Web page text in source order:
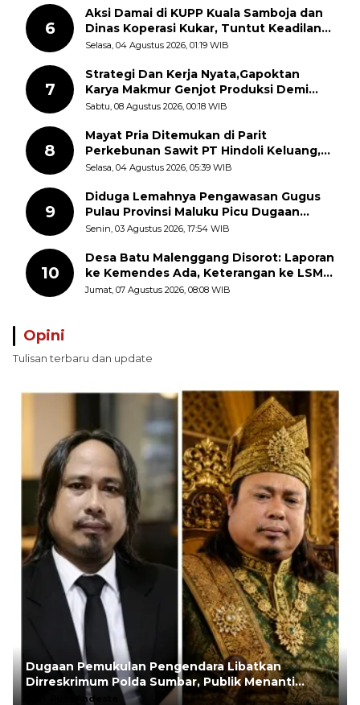
6
Aksi Damai di KUPP Kuala Samboja dan
Dinas Koperasi Kukar, Tuntut Keadilan
dan Kesempatan Kerja yang Adil
Selasa, 04 Agustus 2026, 01:19 WIB
7
Strategi Dan Kerja Nyata,Gapoktan
Karya Makmur Genjot Produksi Demi
Swasembada Pangan
Sabtu, 08 Agustus 2026, 00:18 WIB
8
Mayat Pria Ditemukan di Parit
Perkebunan Sawit PT Hindoli Keluang,
Polisi Selidiki Penyebab Kematian
Selasa, 04 Agustus 2026, 05:39 WIB
9
Diduga Lemahnya Pengawasan Gugus
Pulau Provinsi Maluku Picu Dugaan
Pungli terhadap Nelayan Bale-Bale di
Senin, 03 Agustus 2026, 17:54 WIB
10
Desa Batu Malenggang Disorot: Laporan
ke Kemendes Ada, Keterangan ke LSM
GMAS Berbeda
Jumat, 07 Agustus 2026, 08:08 WIB
Opini
Tulisan terbaru dan update
Dugaan Pemukulan Pengendara Libatkan
Dirreskrimum Polda Sumbar, Publik Menanti
Penegakan Hukum yang Transparan
Rudi Andesta